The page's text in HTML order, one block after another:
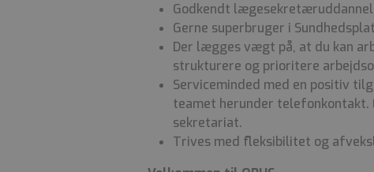
Godkendt
Gerne superbruger i
Der lægges vægt på, at du kan
strukturere og prioritere
Serviceminded med en positiv
teamet herunder
sekretariat.
Trives med fleksibilitet og